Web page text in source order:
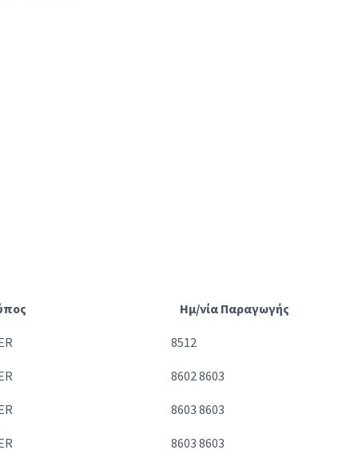
Ημ/νία Παραγωγής
8512
8602 8603
8603 8603
8603 8603